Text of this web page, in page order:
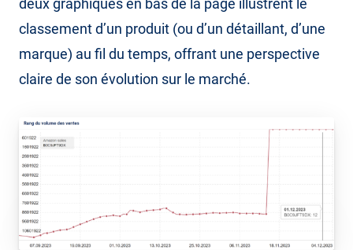
deux graphiques en bas de la page illustrent le
classement d’un produit (ou d’un détaillant, d’une
marque) au fil du temps, offrant une perspective
claire de son évolution sur le marché.